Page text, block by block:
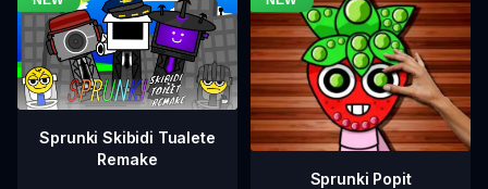
Sprunki Skibidi Tualete
Remake
Sprunki Popit